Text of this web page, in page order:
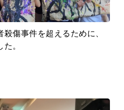
傷事件を超えるために、
。